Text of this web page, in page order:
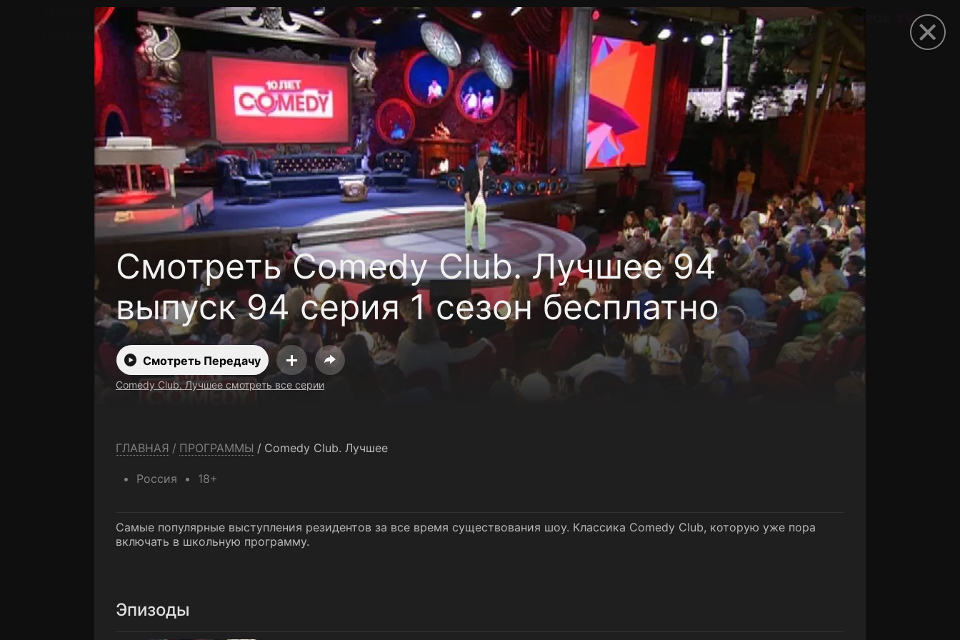
Смотреть Comedy Club. Лучшее 94
выпуск 94 серия 1 сезон бесплатно
Смотреть Передачу
Comedy Club. Лучшее смотреть все серии
ГЛАВНАЯ / ПРОГРАММЫ / Comedy Club. Лучшее
Россия 18+
Самые популярные выступления резидентов за все время существования шоу. Классика Comedy Club, которую уже пора
включать в школьную программу.
Эпизоды
Телефон поддержки:+7 (727) 323 10 92
Пользовательское соглашение
Политика конфиденциальности Открыть приложение Ввести промокод